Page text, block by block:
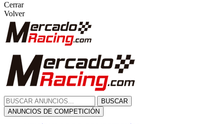
Cerrar
Volver
BUSCAR
ANUNCIOS DE COMPETICIÓN